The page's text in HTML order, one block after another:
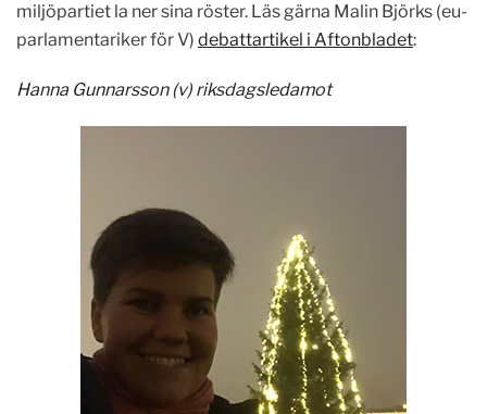
miljöpartiet la ner sina röster. Läs gärna Malin Björks (eu-
parlamentariker för V) debattartikel i Aftonbladet:
Hanna Gunnarsson (v) riksdagsledamot